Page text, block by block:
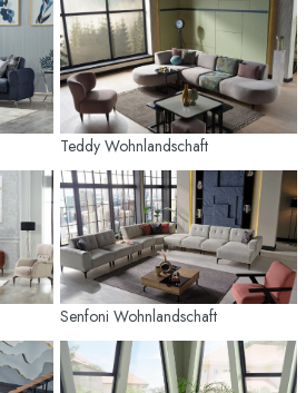
Teddy Wohnlandschaft
Senfoni Wohnlandschaft